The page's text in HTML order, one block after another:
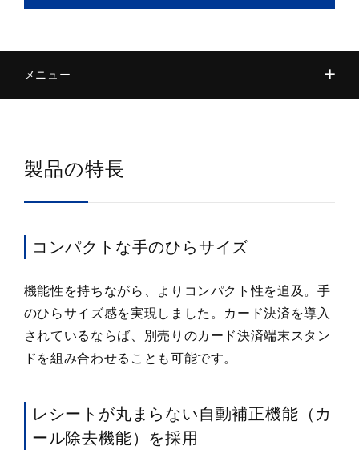
メニュー
寸法図
仕様
関連コンテンツ
対応ソフトウェア
その他
製品の特長
コンパクトな手のひらサイズ
機能性を持ちながら、よりコンパクト性を追及。手
のひらサイズ感を実現しました。カード決済を導入
されているならば、別売りのカード決済端末スタン
ドを組み合わせることも可能です。
レシートが丸まらない自動補正機能（カ
ール除去機能）を採用